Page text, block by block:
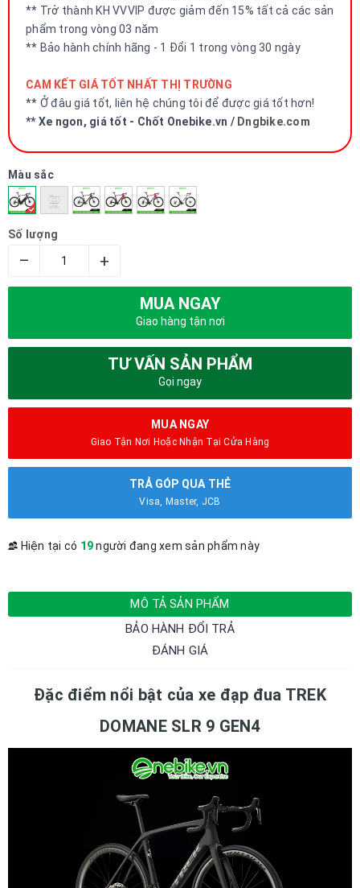
** Trở thành KH VVVIP được giảm đến 15% tất cả các sản
phẩm trong vòng 03 năm
** Bảo hành chính hãng - 1 Đổi 1 trong vòng 30 ngày
CAM KẾT GIÁ TỐT NHẤT THỊ TRƯỜNG
** Ở đâu giá tốt, liên hệ chúng tôi để được giá tốt hơn!
** Xe ngon, giá tốt - Chốt Onebike.vn / Dngbike.com
Màu sắc
Số lượng
– +
MUA NGAY
Giao hàng tận nơi
TƯ VẤN SẢN PHẨM
Gọi ngay
MUA NGAY
Giao Tận Nơi Hoặc Nhận Tại Cửa Hàng
TRẢ GÓP QUA THẺ
Visa, Master, JCB
Hiện tại có 19người đang xem sản phẩm này
MÔ TẢ SẢN PHẨM
BẢO HÀNH ĐỔI TRẢ
ĐÁNH GIÁ
Đặc điểm nổi bật của xe đạp đua TREK
DOMANE SLR 9 GEN4